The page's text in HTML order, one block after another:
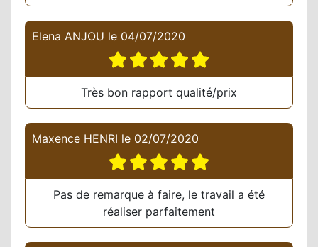
Elena ANJOU le 04/07/2020
Très bon rapport qualité/prix
Maxence HENRI le 02/07/2020
Pas de remarque à faire, le travail a été
réaliser parfaitement